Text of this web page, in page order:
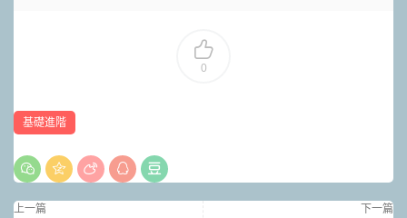
0
基礎進階
上一篇 下一篇